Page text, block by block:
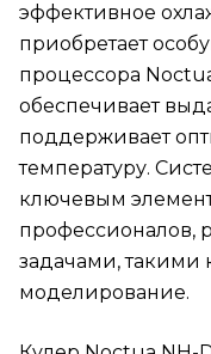
эффективное
приобретает
процессора
обеспечивает
поддерживает
температуру.
ключевым
профессионалов,
задачами, такими
моделирование.